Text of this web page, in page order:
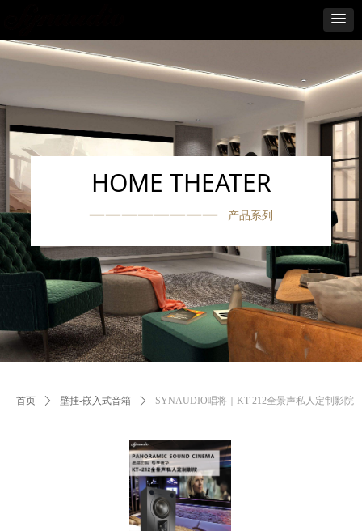
首页 ꄲ 壁挂-嵌入式音箱 ꄲ SYNAUDIO唱将｜KT 212全景声私人定制影院
HOME THEATER
———————— 产品系列